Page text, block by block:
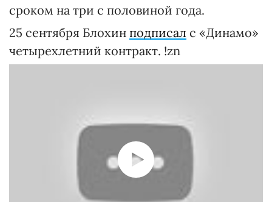
сроком на три с половиной года.
25 сентября Блохин подписал с «Динамо»
четырехлетний контракт. !zn